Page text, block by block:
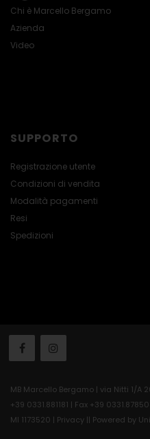
Chi è Marcello Bergamo
Azienda
Video
SUPPORTO
Registrazione utente
Condizioni di vendita
Modalità pagamenti
Resi
Spedizioni
MB Marcello Bergamo | via Nitti 1/A
+39 0331.881181 | Fax +39
MI 1173520 | Privacy || Powered by